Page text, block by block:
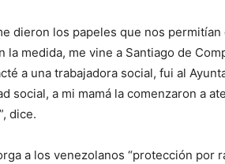
dieron los papeles que nos
la medida, me vine a Santiago de
a una trabajadora social, fui al
social, a mi mamá la comenzaron a
dice.
a los venezolanos “protección por